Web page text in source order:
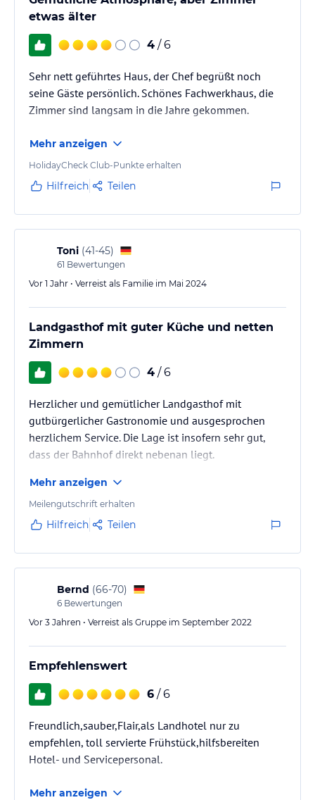
etwas älter
4 / 6
Sehr nett geführtes Haus, der Chef begrüßt noch
seine Gäste persönlich. Schönes Fachwerkhaus, die
Zimmer sind langsam in die Jahre gekommen.
Mehr anzeigen
HolidayCheck Club-Punkte erhalten
Hilfreich Teilen
Toni (41-45)
61 Bewertungen
Vor 1 Jahr • Verreist als Familie im Mai 2024
Landgasthof mit guter Küche und netten
Zimmern
4 / 6
Herzlicher und gemütlicher Landgasthof mit
gutbürgerlicher Gastronomie und ausgesprochen
herzlichem Service. Die Lage ist insofern sehr gut,
dass der Bahnhof direkt nebenan liegt.
Mehr anzeigen
Meilengutschrift erhalten
Hilfreich Teilen
Bernd (66-70)
6 Bewertungen
Vor 3 Jahren • Verreist als Gruppe im September 2022
Empfehlenswert
6 / 6
Freundlich,sauber,Flair,als Landhotel nur zu
empfehlen, toll servierte Frühstück,hilfsbereiten
Hotel- und Servicepersonal.
Mehr anzeigen